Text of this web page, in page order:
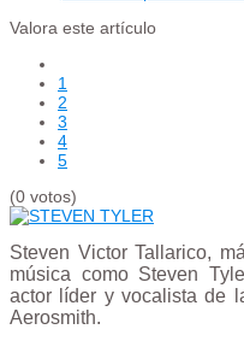
Valora este artículo
1
2
3
4
5
(0 votos)
Steven Victor Tallarico,
música como Steven
actor​ líder y vocalista de
Aerosmith.